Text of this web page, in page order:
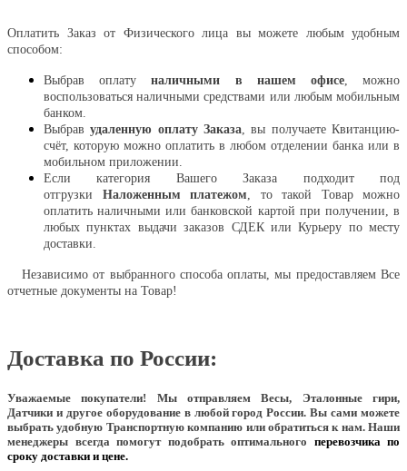
Оплатить Заказ от Физического лица вы можете любым удобным
способом:
Выбрав оплатуналичными в нашем офисе, можно
воспользоваться наличными средствами или любым мобильным
банком.
Выбравудаленную оплату Заказа , вы получаете Квитанцию-
счёт, которую можно оплатить в любом отделении банка или в
мобильном приложении.
Если категория Вашего Заказа подходит под
отгрузки Наложенным платежом , то такой Товар можно
оплатить наличными или банковской картой при получении, в
любых пунктах выдачи заказов СДЕК или Курьеру по месту
доставки.
Независимо от выбранного способа оплаты, мы предоставляем Все
отчетные документы на Товар!
Доставка по России:
Уважаемые покупатели! Мы отправляем Весы, Эталонные гири,
Датчики и другое оборудование в любой город России. Вы сами можете
выбрать удобную Транспортную компанию или обратиться к нам. Наши
менеджеры всегда помогут подобрать оптимального перевозчика по
сроку доставки и цене.